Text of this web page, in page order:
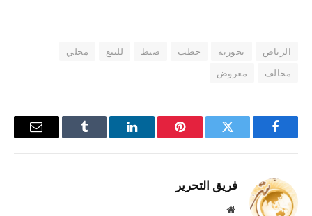
الرياض بحوزته حطب ضبط للبيع
محلي
مخالف
معروض
فيسبوك تويتر بينتيريستلينكدإن Tumblr
البريد
فريق التحرير
موقع